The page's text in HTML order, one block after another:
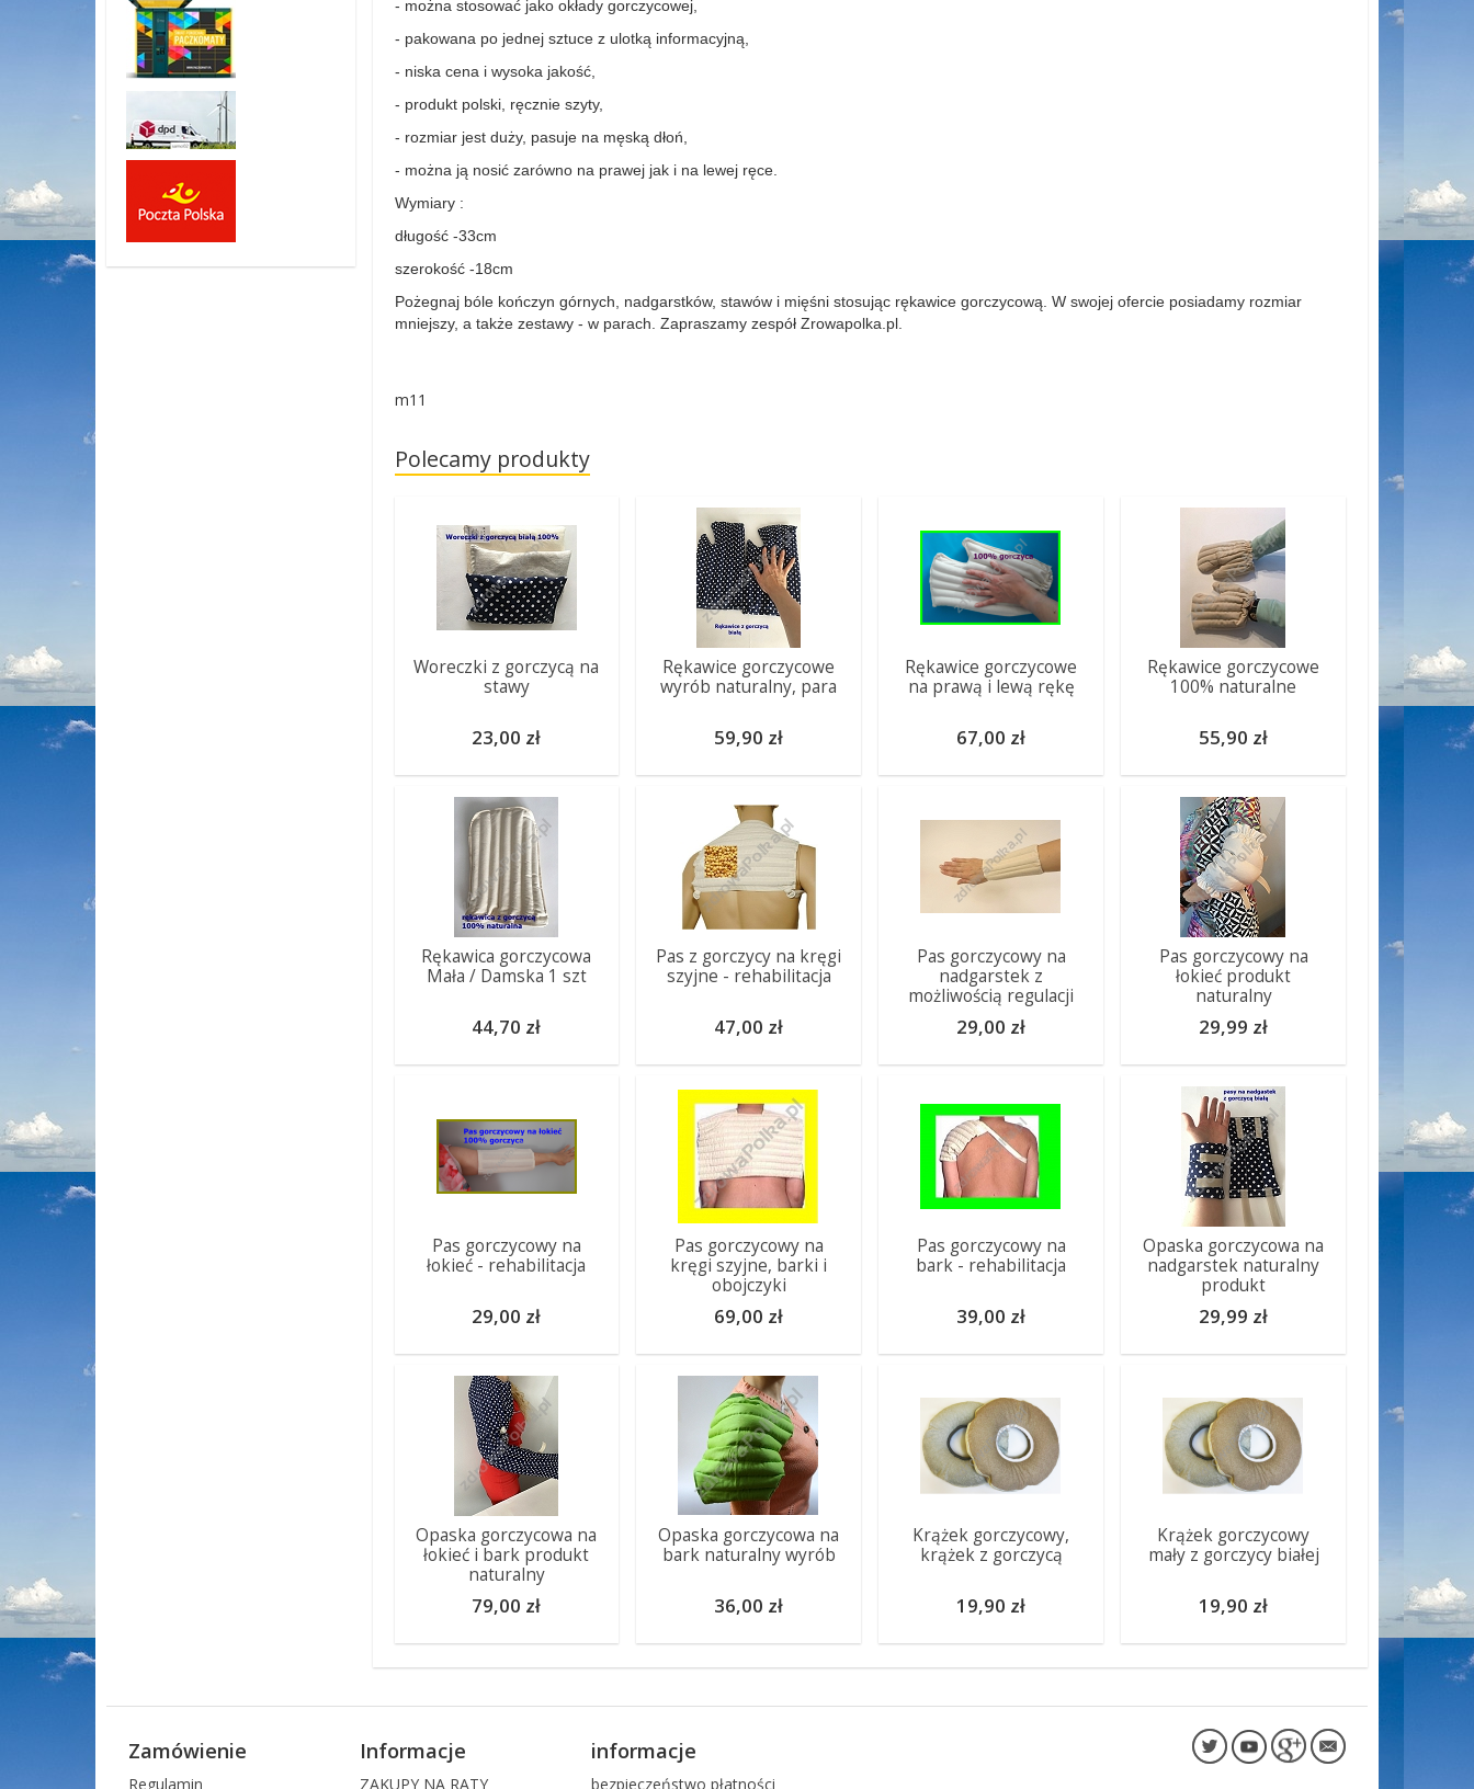
- można stosować jako okłady gorczycowej,
- pakowana po jednej sztuce z ulotką informacyjną,
- niska cena i wysoka jakość,
- produkt polski, ręcznie szyty,
- rozmiar jest duży, pasuje na męską dłoń,
- można ją nosić zarówno na prawej jak i na lewej ręce.
Wymiary :
długość -33cm
szerokość -18cm
Pożegnaj bóle kończyn górnych, nadgarstków, stawów i mięśni stosując rękawice gorczycową. W swojej ofercie posiadamy rozmiar
mniejszy, a także zestawy - w parach. Zapraszamy zespół Zrowapolka.pl.
m11
Polecamy produkty
Woreczki z gorczycą na
stawy
23,00 zł
Rękawice gorczycowe
wyrób naturalny, para
59,90 zł
Rękawice gorczycowe
na prawą i lewą rękę
67,00 zł
Rękawice gorczycowe
100% naturalne
55,90 zł
Rękawica gorczycowa
Mała / Damska 1 szt
44,70 zł
Pas z gorczycy na kręgi
szyjne - rehabilitacja
47,00 zł
Pas gorczycowy na
nadgarstek z
możliwością regulacji
29,00 zł
Pas gorczycowy na
łokieć produkt
naturalny
29,99 zł
Pas gorczycowy na
łokieć - rehabilitacja
29,00 zł
Pas gorczycowy na
kręgi szyjne, barki i
obojczyki
69,00 zł
Pas gorczycowy na
bark - rehabilitacja
39,00 zł
Opaska gorczycowa na
nadgarstek naturalny
produkt
29,99 zł
Opaska gorczycowa na
łokieć i bark produkt
naturalny
79,00 zł
Opaska gorczycowa na
bark naturalny wyrób
36,00 zł
Krążek gorczycowy,
krążek z gorczycą
19,90 zł
Krążek gorczycowy
mały z gorczycy białej
19,90 zł
Zamówienie
Regulamin
Informacje
ZAKUPY NA RATY
informacje
bezpieczeństwo płatności